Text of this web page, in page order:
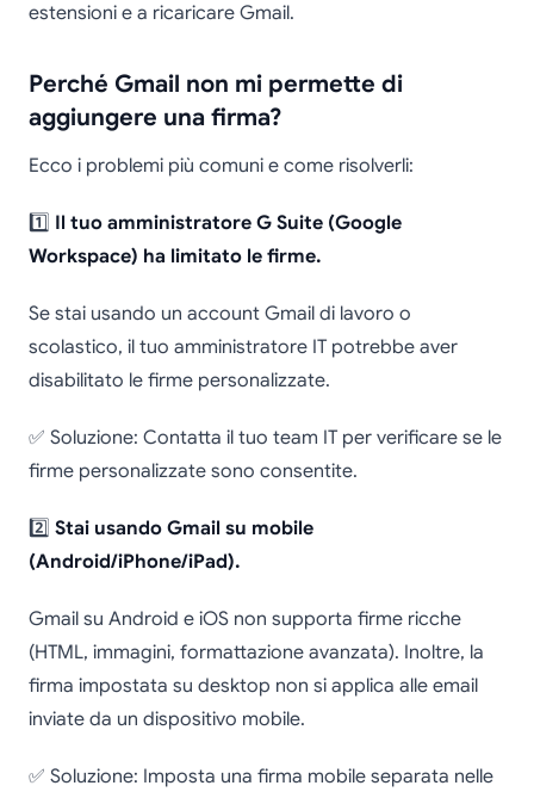
estensioni e a ricaricare Gmail.
Perché Gmail non mi permette di
aggiungere una firma?
Ecco i problemi più comuni e come risolverli:
1️⃣ Il tuo amministratore G Suite (Google
Workspace) ha limitato le firme.
Se stai usando un account Gmail di lavoro o
scolastico, il tuo amministratore IT potrebbe aver
disabilitato le firme personalizzate.
✅ Soluzione: Contatta il tuo team IT per verificare se le
firme personalizzate sono consentite.
2️⃣ Stai usando Gmail su mobile
(Android/iPhone/iPad).
Gmail su Android e iOS non supporta firme ricche
(HTML, immagini, formattazione avanzata). Inoltre, la
firma impostata su desktop non si applica alle email
inviate da un dispositivo mobile.
✅ Soluzione: Imposta una firma mobile separata nelle